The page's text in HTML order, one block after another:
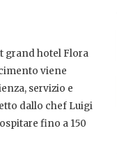
grand hotel Flora
viene
servizio e
dallo chef Luigi
fino a 150